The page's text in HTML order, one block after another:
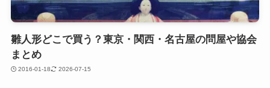
雛人形どこで買う？東京・関西・名古屋の問屋や協会
まとめ
2016-01-18 2026-07-15